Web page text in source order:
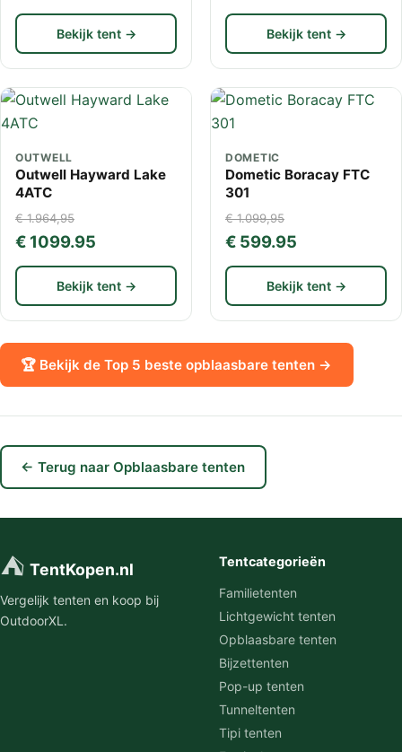
Bekijk tent → Bekijk tent →
OUTWELL
Outwell Hayward Lake
4ATC
€ 1.964,95
€ 1099.95
Bekijk tent →
DOMETIC
Dometic Boracay FTC
301
€ 1.099,95
€ 599.95
Bekijk tent →
🏆 Bekijk de Top 5 beste opblaasbare tenten →
← Terug naar Opblaasbare tenten
⛺ TentKopen.nl
Vergelijk tenten en koop bij
OutdoorXL.
Tentcategorieën
Familietenten
Lichtgewicht tenten
Opblaasbare tenten
Bijzettenten
Pop-up tenten
Tunneltenten
Tipi tenten